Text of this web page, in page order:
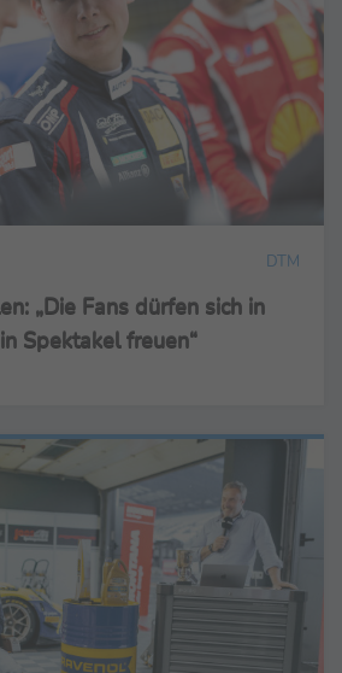
DTM
„Die Fans dürfen sich in
Spektakel freuen“